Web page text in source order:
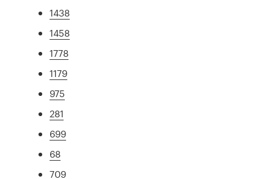
1438
1458
1778
1179
975
281
699
68
709